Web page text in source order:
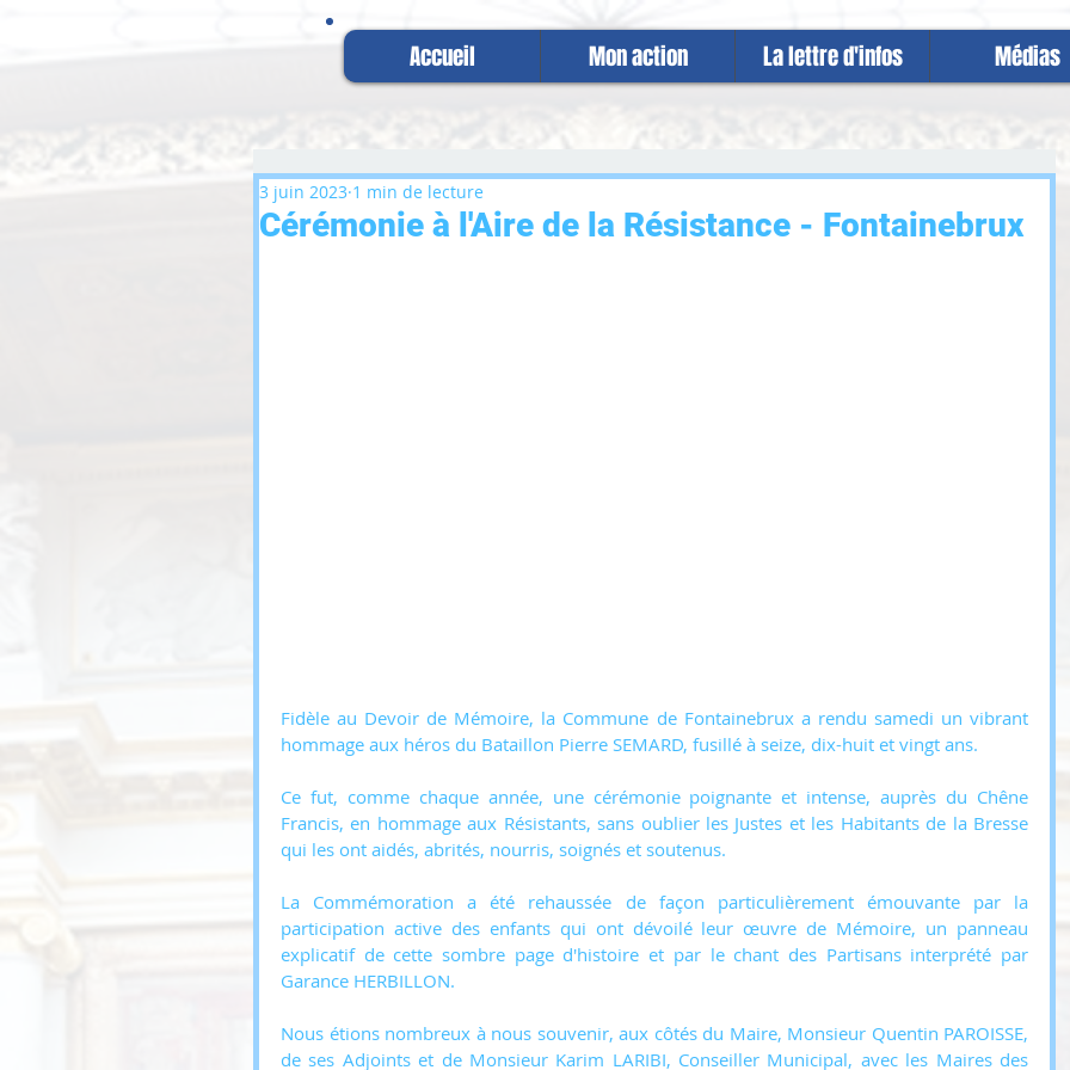
Accueil Mon action La lettre d'infos Médias
Cérémonie à l'Aire de la Résistance - Fontainebrux
3 juin 2023 1 min de lecture
Fidèle au Devoir de Mémoire, la Commune de Fontainebrux a rendu samedi un vibrant
hommage aux héros du Bataillon Pierre SEMARD, fusillé à seize, dix-huit et vingt ans.
Ce fut, comme chaque année, une cérémonie poignante et intense, auprès du Chêne
Francis, en hommage aux Résistants, sans oublier les Justes et les Habitants de la Bresse
qui les ont aidés, abrités, nourris, soignés et soutenus.
La Commémoration a été rehaussée de façon particulièrement émouvante par la
participation active des enfants qui ont dévoilé leur œuvre de Mémoire, un panneau
explicatif de cette sombre page d'histoire et par le chant des Partisans interprété par
Garance HERBILLON.
Nous étions nombreux à nous souvenir, aux côtés du Maire, Monsieur Quentin PAROISSE,
de ses Adjoints et de Monsieur Karim LARIBI, Conseiller Municipal, avec les Maires des